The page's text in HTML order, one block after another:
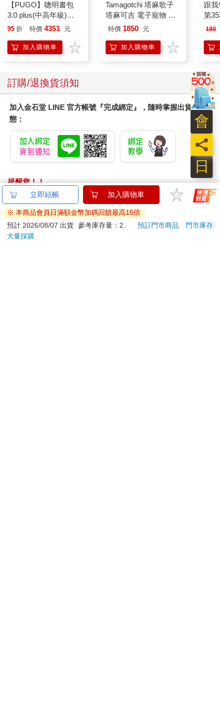
常擔心別人覺得「我？好嗎？」，
是不是有達到他們的期待了啊？
所以，不是什麼都可以長大就知道，
也沒有還是當小孩最好，
那些不開心的情緒要認真對待，
才不會總在幾杯下肚，老話題一談再談，
【PUGO】聰明書包
3.0 plus(中高年級)藕
粉 全新進化玩美上市
95 折 特價 4351 元
加入購物車
Tamagotchi 塔麻歌子
塔麻可吉 電子寵物 樂
園系列（熱帶橙果／極
特價 1850 元
加入購物車
跟
第
180
訂購/退換貨須知
加入金石堂 LINE 官方帳號『完成綁定』，隨時掌握出貨動
態：
提醒您！！
金石堂及銀行均不會請您操作ATM! 如接獲電話要求您前往
ATM提款機，請不要聽從指示，以免受騙上當！
退換貨須知：
**提醒您，鑑賞期不等於試用期，退回商品須為全新狀態**
立即結帳 加入購物車
※ 本商品會員日滿額金幣加碼回饋最高15倍
預計 2026/08/07 出貨 參考庫存量：2 預訂門市商品
門市庫存
大量採購
日
員
會